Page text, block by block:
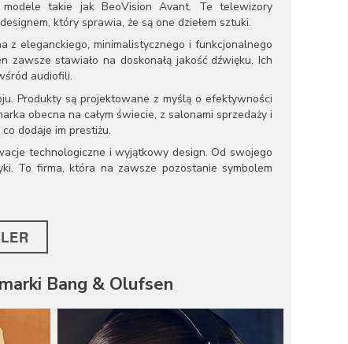
takie jak BeoVision Avant. Te telewizory
który sprawia, że są one dziełem sztuki.
z eleganckiego, minimalistycznego i funkcjonalnego
stawiało na doskonałą jakość dźwięku. Ich
audiofili.
Produkty są projektowane z myślą o efektywności
obecna na całym świecie, z salonami sprzedaży i
dodaje im prestiżu.
technologiczne i wyjątkowy design. Od swojego
To firma, która na zawsze pozostanie symbolem
Bang & Olufsen